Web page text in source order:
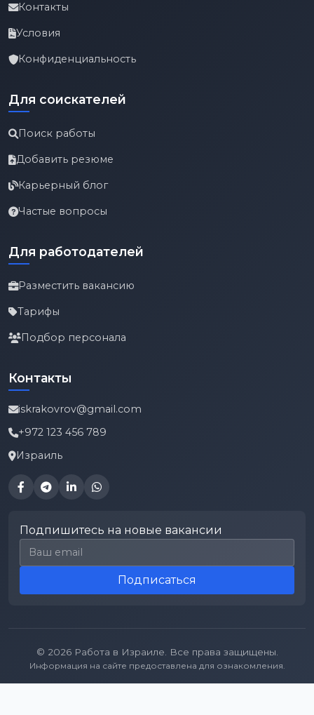
Контакты
Условия
Конфиденциальность
Для соискателей
Поиск работы
Добавить резюме
Карьерный блог
Частые вопросы
Для работодателей
Разместить вакансию
Тарифы
Подбор персонала
Контакты
iskrakovrov@gmail.com
+972 123 456 789
Израиль
Подпишитесь на новые вакансии
Email для подписки
Подписаться
© 2026 Работа в Израиле. Все права защищены.
Информация на сайте предоставлена для ознакомления.